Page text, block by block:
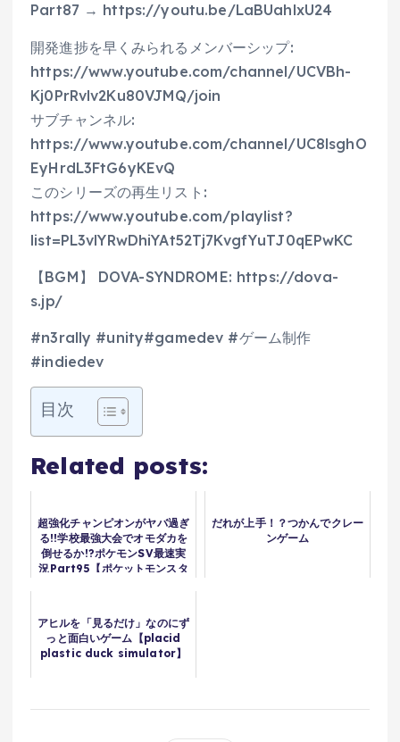
Part87 → https://youtu.be/LaBUahlxU24
開発進捗を早くみられるメンバーシップ:
https://www.youtube.com/channel/UCVBh-
Kj0PrRvlv2Ku80VJMQ/join
サブチャンネル:
https://www.youtube.com/channel/UC8lsghO
EyHrdL3FtG6yKEvQ
このシリーズの再生リスト:
https://www.youtube.com/playlist?
list=PL3vlYRwDhiYAt52Tj7KvgfYuTJ0qEPwKC
【BGM】 DOVA-SYNDROME: https://dova-
s.jp/
#n3rally #unity#gamedev #ゲーム制作
#indiedev
目次
Related posts:
超強化チャンピオンがヤバ過ぎ
る!!学校最強大会でオモダカを
倒せるか!?ポケモンSV最速実
況Part95【ポケットモンスタ
だれが上手！？つかんでクレー
ンゲーム
アヒルを「見るだけ」なのにず
っと面白いゲーム【placid
plastic duck simulator】